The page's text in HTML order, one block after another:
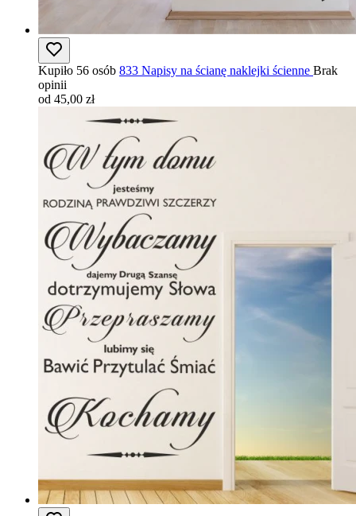
Kupiło 56 osób 833 Napisy na ścianę naklejki ścienne Brak
opinii
od 45,00 zł